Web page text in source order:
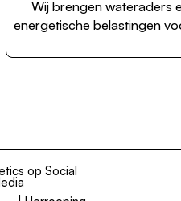
Wij brengen wateraders
energetische belastingen